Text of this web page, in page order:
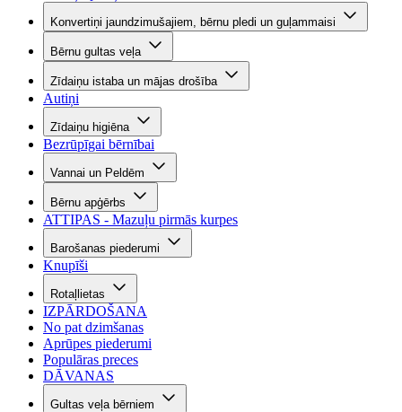
Konvertiņi jaundzimušajiem, bērnu pledi un guļammaisi
Bērnu gultas veļa
Zīdaiņu istaba un mājas drošība
Autiņi
Zīdaiņu higiēna
Bezrūpīgai bērnībai
Vannai un Peldēm
Bērnu apģērbs
ATTIPAS - Mazuļu pirmās kurpes
Barošanas piederumi
Knupīši
Rotaļlietas
IZPĀRDOŠANA
No pat dzimšanas
Aprūpes piederumi
Populāras preces
DĀVANAS
Gultas veļa bērniem